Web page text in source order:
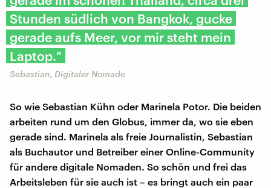
Stunden südlich von Bangkok, gucke
gerade aufs Meer, vor mir steht mein
Laptop."
Sebastian, Digitaler Nomade
So wie Sebastian Kühn oder Marinela Potor. Die beiden
arbeiten rund um den Globus, immer da, wo sie eben
gerade sind. Marinela als freie Journalistin, Sebastian
als Buchautor und Betreiber einer Online-Community
für andere digitale Nomaden. So schön und frei das
Arbeitsleben für sie auch ist – es bringt auch ein paar